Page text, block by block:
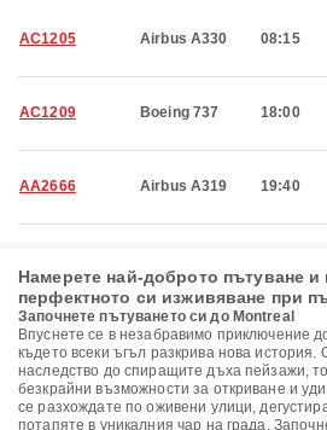
AC1205 Airbus A330 08:15
AC1209 Boeing 737 18:00
AA2666 Airbus A319 19:40
Намерете най-доброто пътуване и
перфектното си изживяване при
Започнете пътуването си до Montreal
Впуснете се в незабравимо приключение
където всеки ъгъл разкрива нова история.
наследство до спиращите дъха пейзажи,
безкрайни възможности за откриване и
се разхождате по оживени улици,
потапяте в уникалния чар на града.